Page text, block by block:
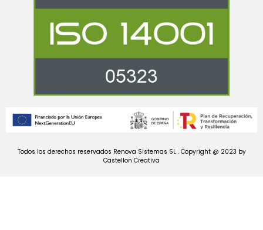
Todos los derechos reservados Renova Sistemas SL . Copyright @ 2023 by
Castellon Creativa